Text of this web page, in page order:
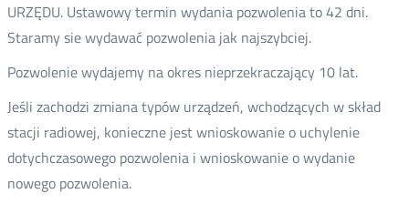
URZĘDU. Ustawowy termin wydania pozwolenia to 42 dni.
Staramy sie wydawać pozwolenia jak najszybciej.
Pozwolenie wydajemy na okres nieprzekraczający 10 lat.
Jeśli zachodzi zmiana typów urządzeń, wchodzących w skład
stacji radiowej, konieczne jest wnioskowanie o uchylenie
dotychczasowego pozwolenia i wnioskowanie o wydanie
nowego pozwolenia.